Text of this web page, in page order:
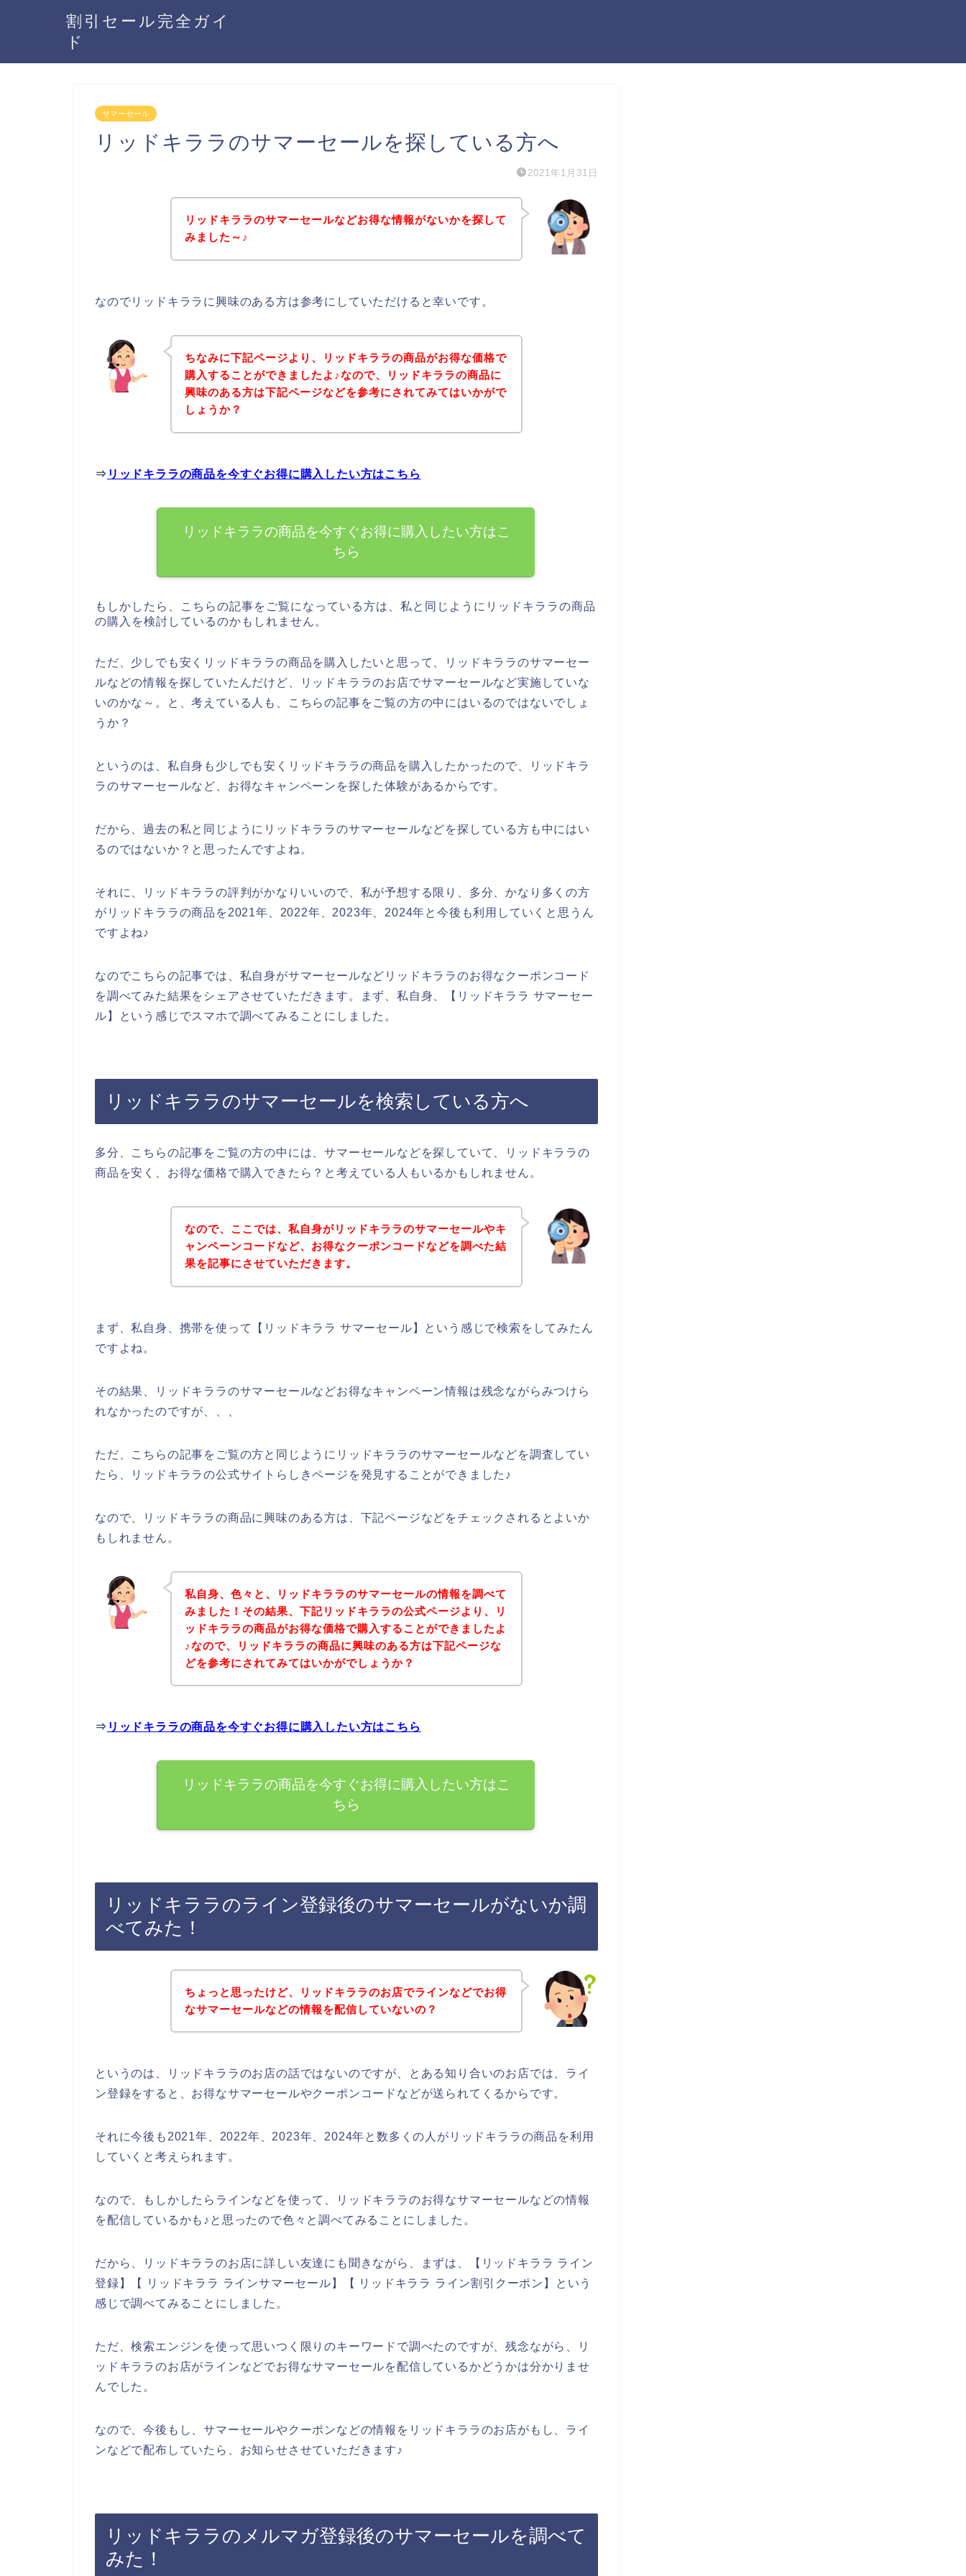
割引セール完全ガイ
ド
サマーセール
リッドキララのサマーセールを探している方へ
2021年1月31日
リッドキララのサマーセールなどお得な情報がないかを探して
みました～♪
なのでリッドキララに興味のある方は参考にしていただけると幸いです。
ちなみに下記ページより、リッドキララの商品がお得な価格で
購入することができましたよ♪なので、リッドキララの商品に
興味のある方は下記ページなどを参考にされてみてはいかがで
しょうか？
⇒ リッドキララの商品を今すぐお得に購入したい方はこちら
リッドキララの商品を今すぐお得に購入したい方はこ
ちら
もしかしたら、こちらの記事をご覧になっている方は、私と同じようにリッドキララの商品
の購入を検討しているのかもしれません。
ただ、少しでも安くリッドキララの商品を購入したいと思って、リッドキララのサマーセー
ルなどの情報を探していたんだけど、リッドキララのお店でサマーセールなど実施していな
いのかな～。と、考えている人も、こちらの記事をご覧の方の中にはいるのではないでしょ
うか？
というのは、私自身も少しでも安くリッドキララの商品を購入したかったので、リッドキラ
ラのサマーセールなど、お得なキャンペーンを探した体験があるからです。
だから、過去の私と同じようにリッドキララのサマーセールなどを探している方も中にはい
るのではないか？と思ったんですよね。
それに、リッドキララの評判がかなりいいので、私が予想する限り、多分、かなり多くの方
がリッドキララの商品を2021年、2022年、2023年、2024年と今後も利用していくと思うん
ですよね♪
なのでこちらの記事では、私自身がサマーセールなどリッドキララのお得なクーポンコード
を調べてみた結果をシェアさせていただきます。まず、私自身、【リッドキララ サマーセー
ル】という感じでスマホで調べてみることにしました。
リッドキララのサマーセールを検索している方へ
多分、こちらの記事をご覧の方の中には、サマーセールなどを探していて、リッドキララの
商品を安く、お得な価格で購入できたら？と考えている人もいるかもしれません。
なので、ここでは、私自身がリッドキララのサマーセールやキ
ャンペーンコードなど、お得なクーポンコードなどを調べた結
果を記事にさせていただきます。
まず、私自身、携帯を使って【リッドキララ サマーセール】という感じで検索をしてみたん
ですよね。
その結果、リッドキララのサマーセールなどお得なキャンペーン情報は残念ながらみつけら
れなかったのですが、、、
ただ、こちらの記事をご覧の方と同じようにリッドキララのサマーセールなどを調査してい
たら、リッドキララの公式サイトらしきページを発見することができました♪
なので、リッドキララの商品に興味のある方は、下記ページなどをチェックされるとよいか
もしれません。
私自身、色々と、リッドキララのサマーセールの情報を調べて
みました！その結果、下記リッドキララの公式ページより、リ
ッドキララの商品がお得な価格で購入することができましたよ
♪なので、リッドキララの商品に興味のある方は下記ページな
どを参考にされてみてはいかがでしょうか？
⇒ リッドキララの商品を今すぐお得に購入したい方はこちら
リッドキララの商品を今すぐお得に購入したい方はこ
ちら
リッドキララのライン登録後のサマーセールがないか調
べてみた！
ちょっと思ったけど、リッドキララのお店でラインなどでお得
なサマーセールなどの情報を配信していないの？
というのは、リッドキララのお店の話ではないのですが、とある知り合いのお店では、ライ
ン登録をすると、お得なサマーセールやクーポンコードなどが送られてくるからです。
それに今後も2021年、2022年、2023年、2024年と数多くの人がリッドキララの商品を利用
していくと考えられます。
なので、もしかしたらラインなどを使って、リッドキララのお得なサマーセールなどの情報
を配信しているかも♪と思ったので色々と調べてみることにしました。
だから、リッドキララのお店に詳しい友達にも聞きながら、まずは、【リッドキララ ライン
登録】【 リッドキララ ラインサマーセール】【 リッドキララ ライン割引クーポン】という
感じで調べてみることにしました。
ただ、検索エンジンを使って思いつく限りのキーワードで調べたのですが、残念ながら、リ
ッドキララのお店がラインなどでお得なサマーセールを配信しているかどうかは分かりませ
んでした。
なので、今後もし、サマーセールやクーポンなどの情報をリッドキララのお店がもし、ライ
ンなどで配布していたら、お知らせさせていただきます♪
リッドキララのメルマガ登録後のサマーセールを調べて
みた！